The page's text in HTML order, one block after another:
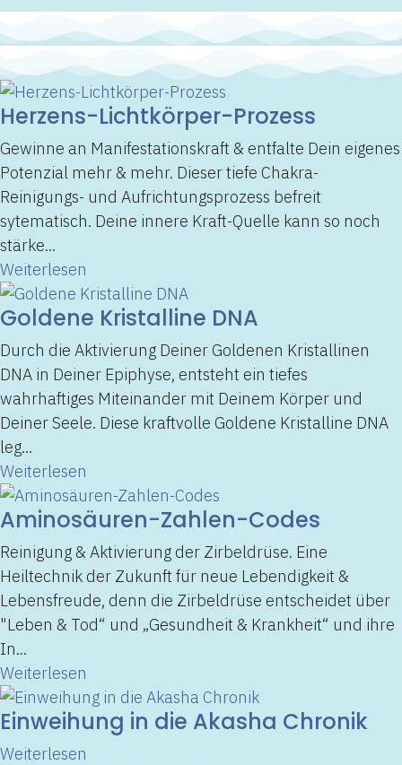
Herzens-Lichtkörper-Prozess
Gewinne an Manifestationskraft & entfalte Dein eigenes
Potenzial mehr & mehr. Dieser tiefe Chakra-
Reinigungs- und Aufrichtungsprozess befreit
sytematisch. Deine innere Kraft-Quelle kann so noch
stärke...
Weiterlesen
Goldene Kristalline DNA
Durch die Aktivierung Deiner Goldenen Kristallinen
DNA in Deiner Epiphyse, entsteht ein tiefes
wahrhaftiges Miteinander mit Deinem Körper und
Deiner Seele. Diese kraftvolle Goldene Kristalline DNA
leg...
Weiterlesen
Aminosäuren-Zahlen-Codes
Reinigung & Aktivierung der Zirbeldrüse. Eine
Heiltechnik der Zukunft für neue Lebendigkeit &
Lebensfreude, denn die Zirbeldrüse entscheidet über
"Leben & Tod“ und „Gesundheit & Krankheit“ und ihre
In...
Weiterlesen
Einweihung in die Akasha Chronik
Weiterlesen